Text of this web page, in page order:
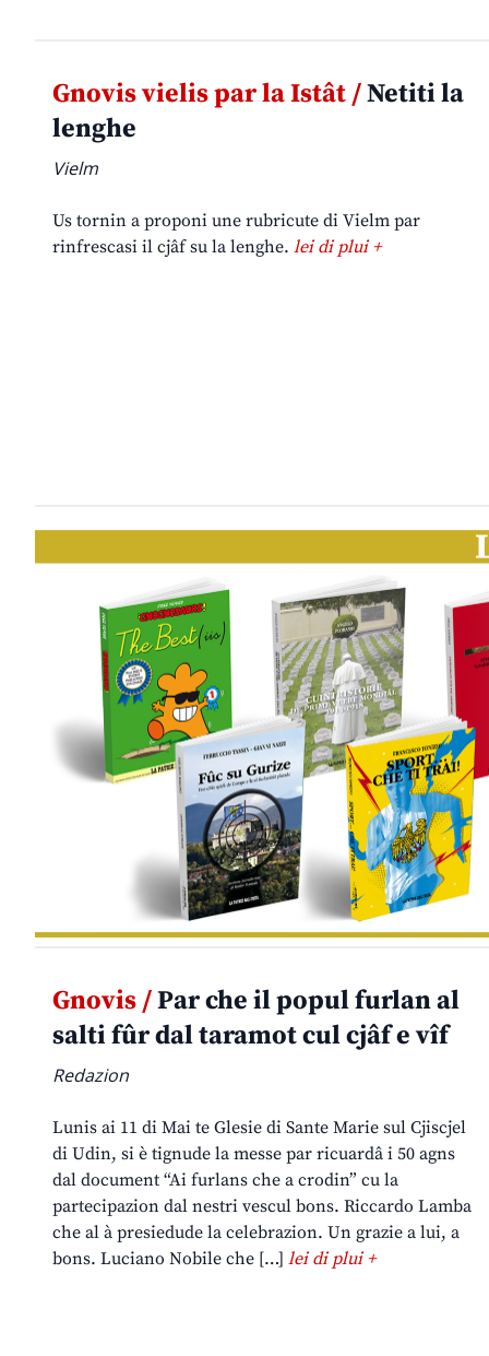
Gnovis vielis par la Istât /Netiti la
lenghe
Vielm
Us tornin a proponi une rubricute di Vielm par
rinfrescasi il cjâf su la lenghe. lei di plui +
Gnovis /Par che il popul furlan al
salti fûr dal taramot cul cjâf e vîf
Redazion
Lunis ai 11 di Mai te Glesie di Sante Marie sul Cjiscjel
di Udin, si è tignude la messe par ricuardâ i 50 agns
dal document “Ai furlans che a crodin” cu la
partecipazion dal nestri vescul bons. Riccardo Lamba
che al à presiedude la celebrazion. Un grazie a lui, a
bons. Luciano Nobile che […] lei di plui +